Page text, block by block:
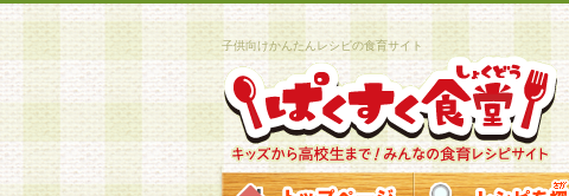
子供向けかんたんレシピの食育サイト